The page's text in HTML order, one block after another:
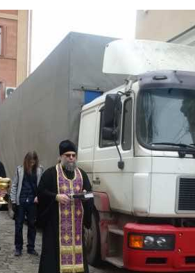
епархии